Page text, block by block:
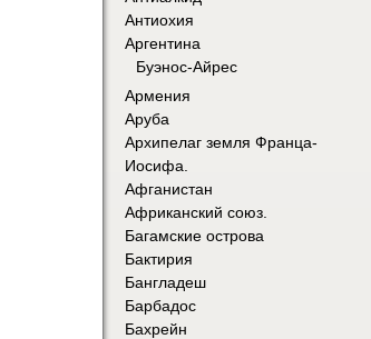
Антиохия
Аргентина
Буэнос-Айрес
Армения
Аруба
Архипелаг земля Франца-
Иосифа.
Афганистан
Африканский союз.
Багамские острова
Бактирия
Бангладеш
Барбадос
Бахрейн